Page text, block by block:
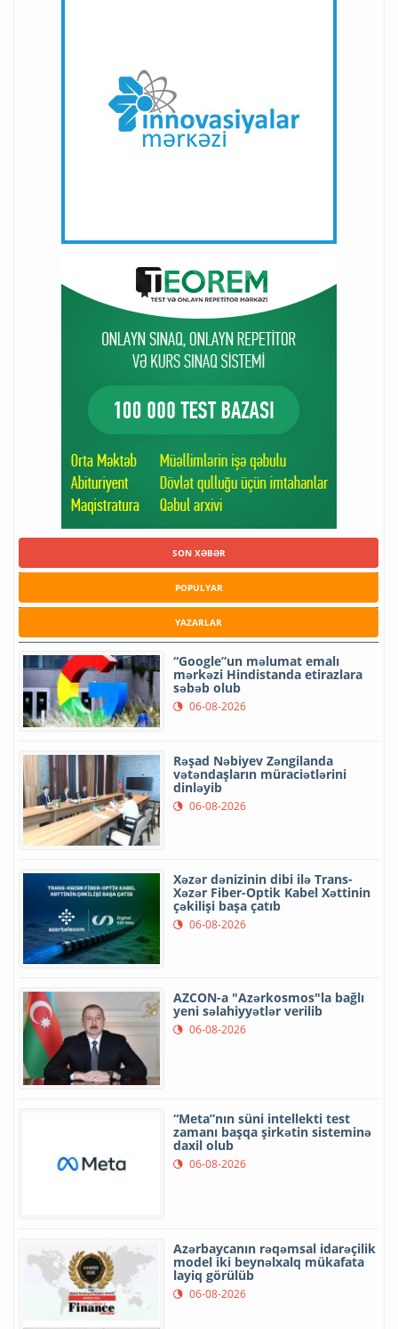
SON XƏBƏR
POPULYAR
YAZARLAR
“Google”un məlumat emalı
mərkəzi Hindistanda etirazlara
səbəb olub
06-08-2026
Rəşad Nəbiyev Zəngilanda
vətəndaşların müraciətlərini
dinləyib
06-08-2026
Xəzər dənizinin dibi ilə Trans-
Xəzər Fiber-Optik Kabel Xəttinin
çəkilişi başa çatıb
06-08-2026
AZCON-a "Azərkosmos"la bağlı
yeni səlahiyyətlər verilib
06-08-2026
“Meta”nın süni intellekti test
zamanı başqa şirkətin sisteminə
daxil olub
06-08-2026
Azərbaycanın rəqəmsal idarəçilik
model iki beynəlxalq mükafata
layiq görülüb
06-08-2026